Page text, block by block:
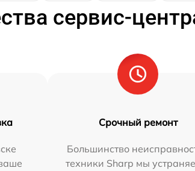
сервис-
Срочный ремонт
Большинство
техники Sharp мы